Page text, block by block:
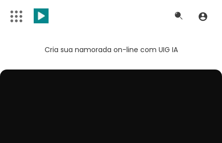
Cria sua namorada on-line com UIG IA